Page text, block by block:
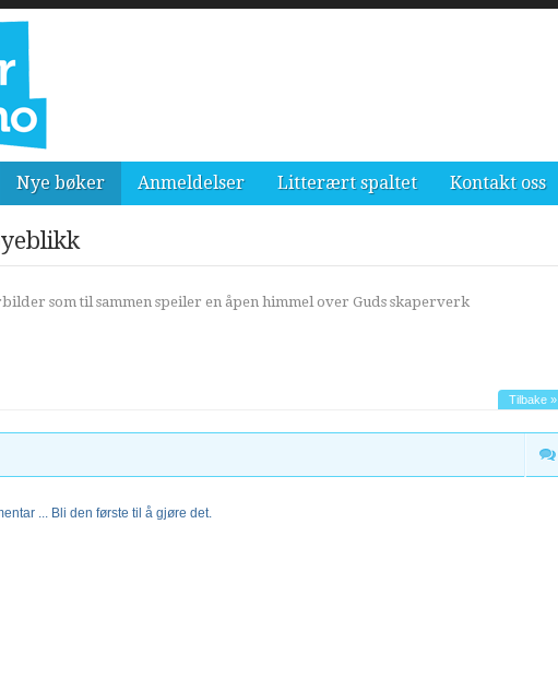
Nye bøker Anmeldelser Litterært spaltet Kontakt oss
som til sammen speiler en åpen himmel over Guds skaperverk
Tilbake »
... Bli den første til å gjøre det.